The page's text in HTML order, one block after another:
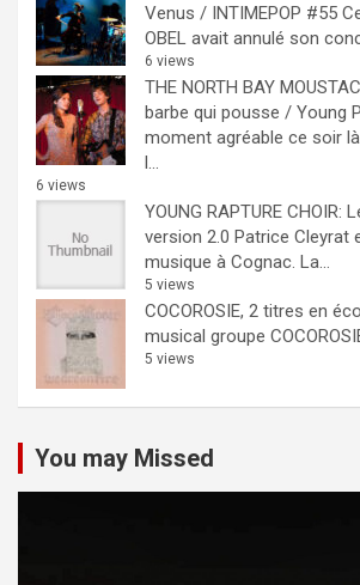
Venus / INTIMEPOP #55
OBEL avait annulé son
6 views
THE NORTH BAY
barbe qui pousse / Young
moment agréable ce soir
l...
6 views
YOUNG RAPTURE CHOIR:
version 2.0 Patrice Cleyrat
musique à Cognac. La...
5 views
COCOROSIE, 2 titres en
musical groupe
5 views
You may Missed